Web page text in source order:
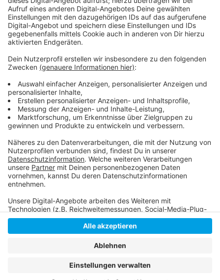
Anzeige
Weitere infos
Anzeige
Die Infos der Netzgesellschaft Düsseldorf
Anzeige